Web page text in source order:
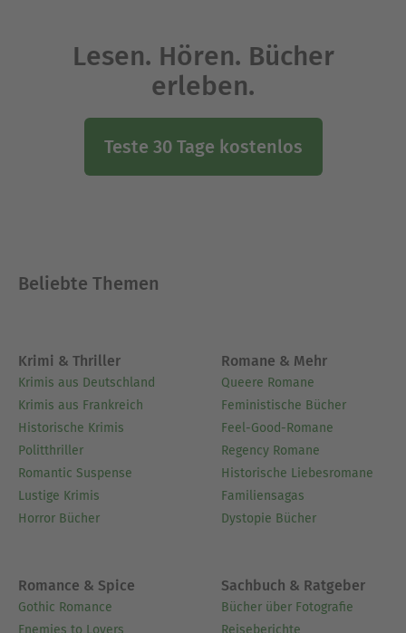
Lesen. Hören. Bücher
erleben.
Teste 30 Tage kostenlos
Beliebte Themen
Krimi & Thriller
Krimis aus Deutschland
Krimis aus Frankreich
Historische Krimis
Politthriller
Romantic Suspense
Lustige Krimis
Horror Bücher
Romane & Mehr
Queere Romane
Feministische Bücher
Feel-Good-Romane
Regency Romane
Historische Liebesromane
Familiensagas
Dystopie Bücher
Romance & Spice
Gothic Romance
Enemies to Lovers
Sachbuch & Ratgeber
Bücher über Fotografie
Reiseberichte